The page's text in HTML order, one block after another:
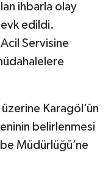
ihbarla olay
edildi.
Servisine
üzerine Karagöl’ün
belirlenmesi
Müdürlüğü’ne